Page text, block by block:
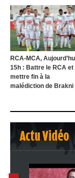
RCA-MCA,
15h : Battre le RCA et
mettre fin à la
malédiction de Brakni
Actu Vidéo
1 2